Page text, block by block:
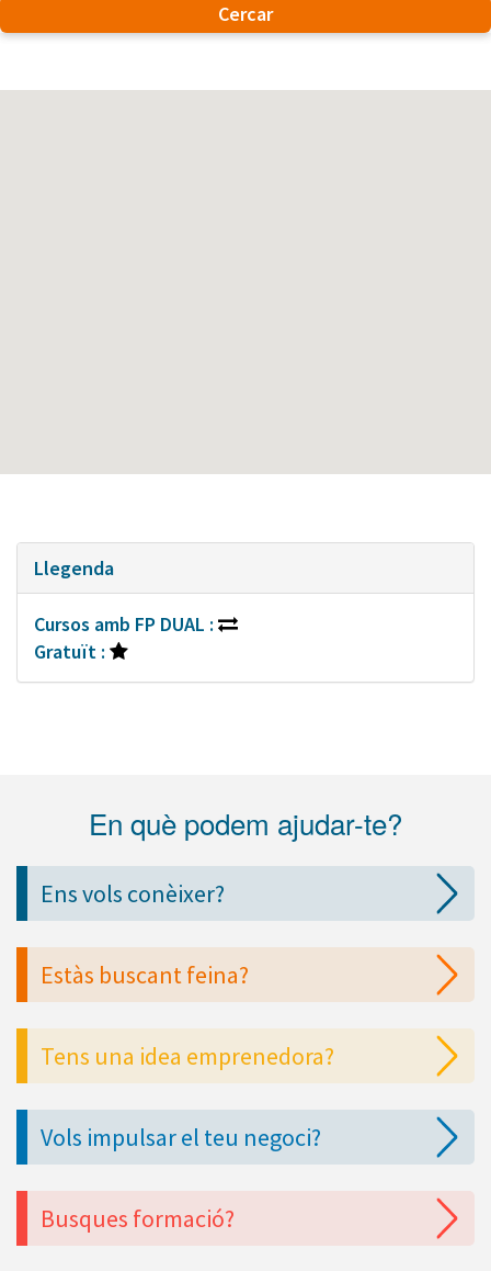
Cercar
Llegenda
Cursos amb FP DUAL :
Gratuït :
En què podem ajudar-te?
Ens vols conèixer?
Estàs buscant feina?
Tens una idea emprenedora?
Vols impulsar el teu negoci?
Busques formació?